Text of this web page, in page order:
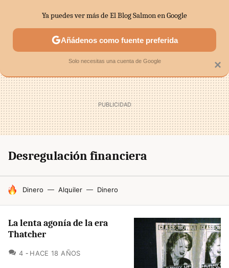
SECTORES ECONOMÍA DOMÉSTICA MERCADOS
Desregulación financiera
HOY SE HABLA DE
Dinero Alquiler Dinero
La lenta agonía de la era
Thatcher
4 COMENTARIOS
HACE 18 AÑOS
×
Ya puedes ver más de El Blog Salmon en Google
Añádenos como fuente preferida
Solo necesitas una cuenta de Google